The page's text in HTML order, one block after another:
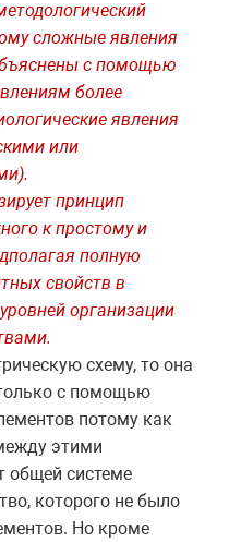
сложные явления
с помощью
более
явления
или
принцип
к простому и
полную
свойств в
организации
схему, то она
с помощью
потому как
этими
общей системе
которого не было
Но кроме